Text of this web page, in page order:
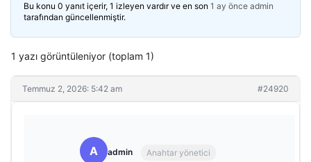
Bu konu 0 yanıt içerir, 1 izleyen vardır ve en son 1 ay önce admin
tarafından güncellenmiştir.
1 yazı görüntüleniyor (toplam 1)
Temmuz 2, 2026: 5:42 am #24920
A admin Anahtar yönetici